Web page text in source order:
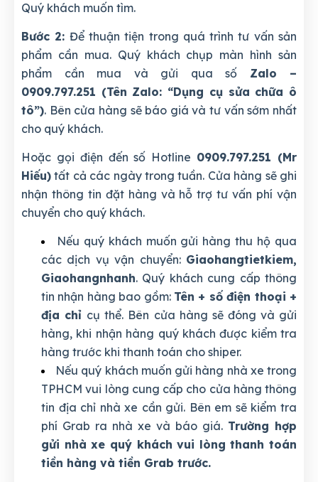
Quý khách muốn tìm.
Bước 2: Để thuận tiện trong quá trình tư vấn sản
phẩm cần mua. Quý khách chụp màn hình sản
phẩm cần mua và gửi qua số Zalo –
0909.797.251 (Tên Zalo: “Dụng cụ sửa chữa ô
tô”). Bên cửa hàng sẽ báo giá và tư vấn sớm nhất
cho quý khách.
Hoặc gọi điện đến số Hotline 0909.797.251 (Mr
Hiếu) tất cả các ngày trong tuần. Cửa hàng sẽ ghi
nhận thông tin đặt hàng và hỗ trợ tư vấn phí vận
chuyển cho quý khách.
Nếu quý khách muốn gửi hàng thu hộ qua
các dịch vụ vận chuyển: Giaohangtietkiem,
Giaohangnhanh. Quý khách cung cấp thông
tin nhận hàng bao gồm: Tên + số điện thoại +
địa chỉ cụ thể. Bên cửa hàng sẽ đóng và gửi
hàng, khi nhận hàng quý khách được kiểm tra
hàng trước khi thanh toán cho shiper.
Nếu quý khách muốn gửi hàng nhà xe trong
TPHCM vui lòng cung cấp cho cửa hàng thông
tin địa chỉ nhà xe cần gửi. Bên em sẽ kiểm tra
phí Grab ra nhà xe và báo giá. Trường hợp
gửi nhà xe quý khách vui lòng thanh toán
tiền hàng và tiền Grab trước.